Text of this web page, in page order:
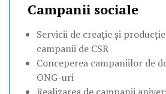
Campanii sociale
Servicii de creație și
campanii de CSR
Conceperea campaniilor de
ONG-uri